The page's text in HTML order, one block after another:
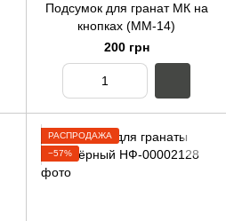
Подсумок для гранат МК на
кнопках (ММ-14)
200 грн
РАСПРОДАЖА
−57%